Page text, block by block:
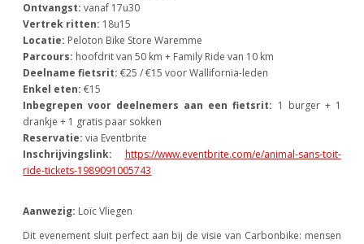
Ontvangst: vanaf 17u30
Vertrek ritten: 18u15
Locatie: Peloton Bike Store Waremme
Parcours: hoofdrit van 50 km + Family Ride van 10 km
Deelname fietsrit: €25 / €15 voor Wallifornia-leden
Enkel eten: €15
Inbegrepen voor deelnemers aan een fietsrit: 1 burger + 1
drankje + 1 gratis paar sokken
Reservatie: via Eventbrite
Inschrijvingslink:
https://www.eventbrite.com/e/animal-sans-toit-
ride-tickets-1989091005743
Aanwezig: Loïc Vliegen
Dit evenement sluit perfect aan bij de visie van Carbonbike: mensen